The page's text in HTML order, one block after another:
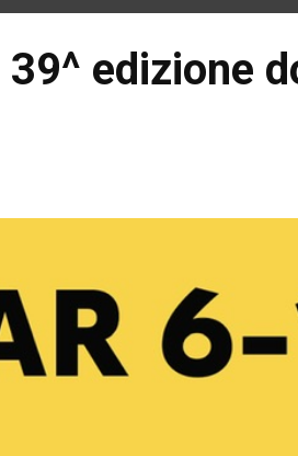
edizione